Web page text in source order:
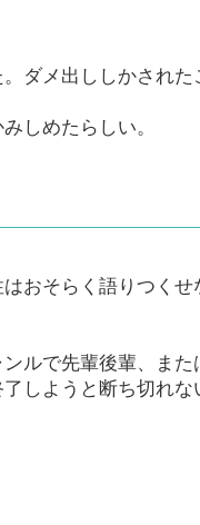
ダメ出ししかされた
しめたらしい。
おそらく語りつく
ルで先輩後輩、ま
しようと断ち切れ